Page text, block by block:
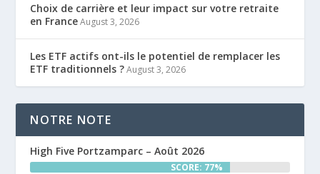
Choix de carrière et leur impact sur votre retraite
en France August 3, 2026
Les ETF actifs ont-ils le potentiel de remplacer les
ETF traditionnels ? August 3, 2026
NOTRE NOTE
High Five Portzamparc – Août 2026
SCORE: 77%